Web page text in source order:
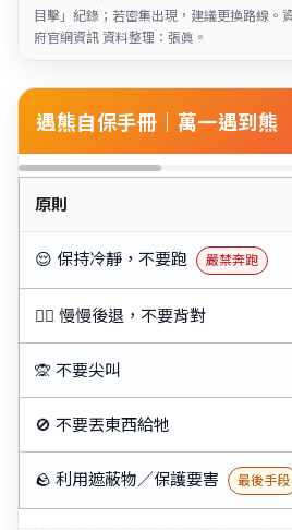
目擊」紀錄；若密集出現，建議更換路線。
府官網資訊 資料整理：張眞。
遇熊自保手冊｜萬一遇到熊
原則
😌 保持冷靜，不要跑 嚴禁奔跑
🚶‍♀️ 慢慢後退，不要背對
🙊 不要尖叫
🚫 不要丟東西給牠
🪨 利用遮蔽物／保護要害 最後手段